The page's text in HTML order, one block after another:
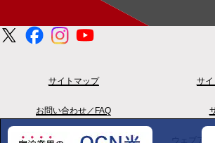
サイトマップ サ
お問い合わせ／FAQ
プライバシーポリシー ウェブア